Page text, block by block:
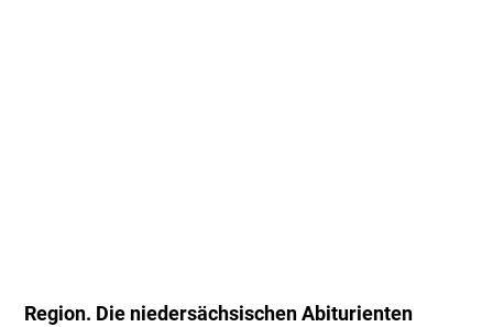
Region. Die niedersächsischen Abiturienten